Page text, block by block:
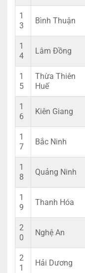
1
3
Bình Thuận
1
4
Lâm Đồng
1
5
Thừa Thiên
Huế
1
6
Kiên Giang
1
7
Bắc Ninh
1
8
Quảng Ninh
1
9
Thanh Hóa
2
0
Nghệ An
2
1
Hải Dương